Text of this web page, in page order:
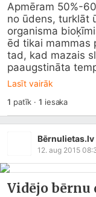
Apmēram 50%-
no ūdens, turklāt
organisma
ēd tikai mammas
tad, kad mazais
paaugstināta
Lasīt vairāk
1 patīk ·1 iesaka
Bērnulietas.lv
12. aug 2015
Vidējo bērnu